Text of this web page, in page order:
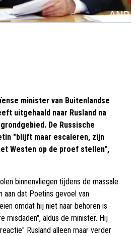
minister van Buitenlandse
uitgehaald naar Rusland na
De Russische
"blijft maar escaleren, zijn
Westen op de proef stellen",
binnenvliegen tijdens de massale
aan dat Poetins gevoel van
omdat hij niet naar behoren is
misdaden", aldus de minister. Hij
Rusland alleen maar verder